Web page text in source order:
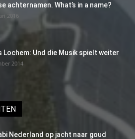
achternamen. What’s in a name?
2016
Lochem: Und die Musik spielt weiter
2014
Nederland op jacht naar goud